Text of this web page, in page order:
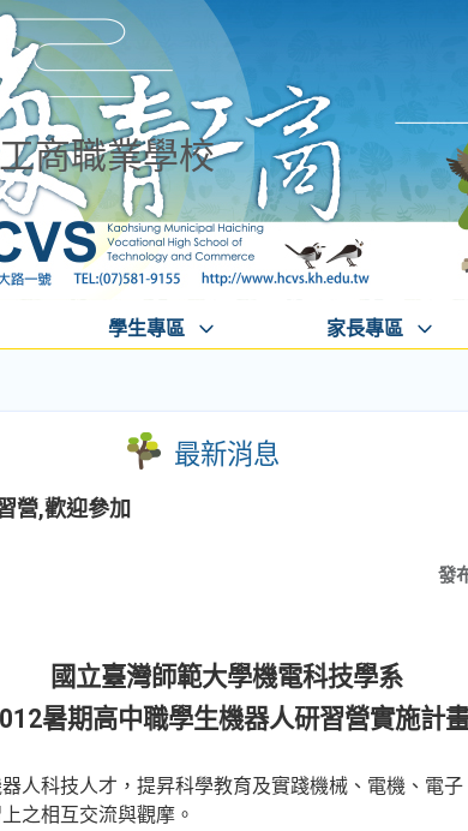
商職業學校
學生專區 家長專區
最新消息
營,歡迎參加
發
國立臺灣師範大學機電科技學系
暑期高中職學生機器人研習營實施計
科技人才，提昇科學教育及實踐機械、電機、電子
之相互交流與觀摩。